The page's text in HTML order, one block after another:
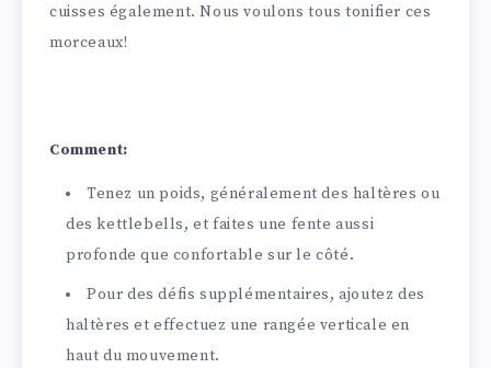
cuisses également. Nous voulons tous tonifier ces
morceaux!
Comment:
Tenez un poids, généralement des haltères ou
des kettlebells, et faites une fente aussi
profonde que confortable sur le côté.
Pour des défis supplémentaires, ajoutez des
haltères et effectuez une rangée verticale en
haut du mouvement.